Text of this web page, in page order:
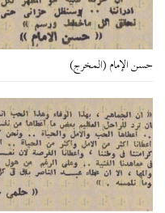
حسن الإمام (المخرج)